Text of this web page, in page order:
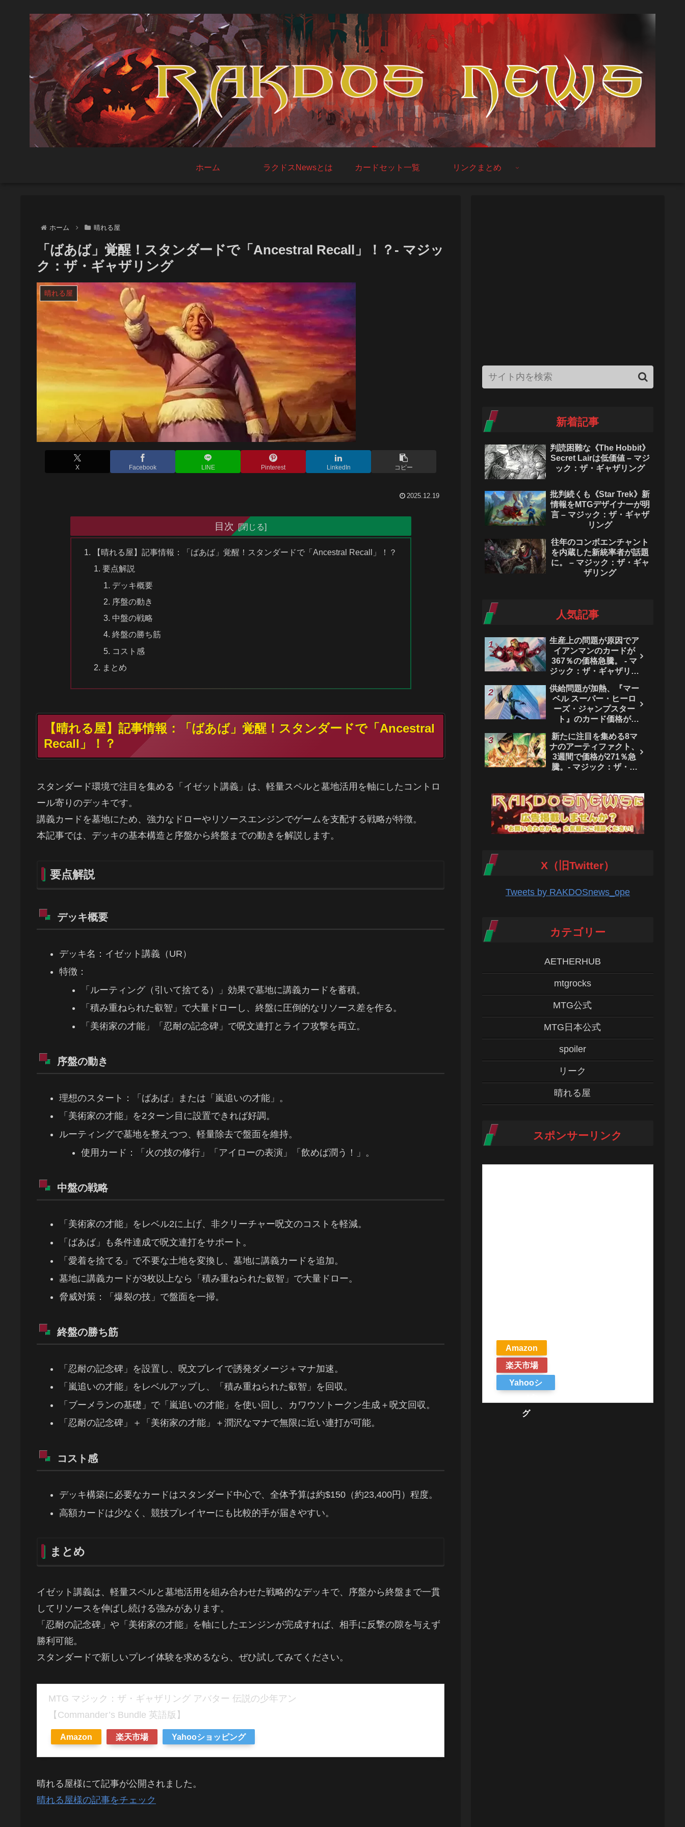
ホーム ラクドスNewsとは カードセット一覧 リンクまとめ
ホーム 晴れる屋
「ばあば」覚醒！スタンダードで「Ancestral Recall」！？- マジッ
ク：ザ・ギャザリング
晴れる屋
X Facebook LINE Pinterest LinkedIn コピー
2025.12.19
目次
【晴れる屋】記事情報：「ばあば」覚醒！スタンダードで「Ancestral Recall」！？
要点解説
デッキ概要
序盤の動き
中盤の戦略
終盤の勝ち筋
コスト感
まとめ
【晴れる屋】記事情報：「ばあば」覚醒！スタンダードで「Ancestral
Recall」！？
スタンダード環境で注目を集める「イゼット講義」は、軽量スペルと墓地活用を軸にしたコントロ
ール寄りのデッキです。
講義カードを墓地にため、強力なドローやリソースエンジンでゲームを支配する戦略が特徴。
本記事では、デッキの基本構造と序盤から終盤までの動きを解説します。
要点解説
デッキ概要
デッキ名：イゼット講義（UR）
特徴：
「ルーティング（引いて捨てる）」効果で墓地に講義カードを蓄積。
「積み重ねられた叡智」で大量ドローし、終盤に圧倒的なリソース差を作る。
「美術家の才能」「忍耐の記念碑」で呪文連打とライフ攻撃を両立。
序盤の動き
理想のスタート：「ばあば」または「嵐追いの才能」。
「美術家の才能」を2ターン目に設置できれば好調。
ルーティングで墓地を整えつつ、軽量除去で盤面を維持。
使用カード：「火の技の修行」「アイローの表演」「飲めば潤う！」。
中盤の戦略
「美術家の才能」をレベル2に上げ、非クリーチャー呪文のコストを軽減。
「ばあば」も条件達成で呪文連打をサポート。
「愛着を捨てる」で不要な土地を変換し、墓地に講義カードを追加。
墓地に講義カードが3枚以上なら「積み重ねられた叡智」で大量ドロー。
脅威対策：「爆裂の技」で盤面を一掃。
終盤の勝ち筋
「忍耐の記念碑」を設置し、呪文プレイで誘発ダメージ＋マナ加速。
「嵐追いの才能」をレベルアップし、「積み重ねられた叡智」を回収。
「ブーメランの基礎」で「嵐追いの才能」を使い回し、カワウソトークン生成＋呪文回収。
「忍耐の記念碑」＋「美術家の才能」＋潤沢なマナで無限に近い連打が可能。
コスト感
デッキ構築に必要なカードはスタンダード中心で、全体予算は約$150（約23,400円）程度。
高額カードは少なく、競技プレイヤーにも比較的手が届きやすい。
まとめ
イゼット講義は、軽量スペルと墓地活用を組み合わせた戦略的なデッキで、序盤から終盤まで一貫
してリソースを伸ばし続ける強みがあります。
「忍耐の記念碑」や「美術家の才能」を軸にしたエンジンが完成すれば、相手に反撃の隙を与えず
勝利可能。
スタンダードで新しいプレイ体験を求めるなら、ぜひ試してみてください。
MTG マジック：ザ・ギャザリング アバター 伝説の少年アン
【Commander’s Bundle 英語版】
Amazon 楽天市場 Yahooショッピング
晴れる屋様にて記事が公開されました。
晴れる屋様の記事をチェック
新着記事
判読困難な《The Hobbit》
Secret Lairは低価値 – マジ
ック：ザ・ギャザリング
批判続くも《Star Trek》新
情報をMTGデザイナーが明
言 – マジック：ザ・ギャザ
リング
往年のコンボエンチャント
を内蔵した新統率者が話題
に。 – マジック：ザ・ギャ
ザリング
人気記事
生産上の問題が原因でア
イアンマンのカードが
367％の価格急騰。 - マ
ジック：ザ・ギャザリン
供給問題が加熱、『マー
ベル スーパー・ヒーロ
ーズ・ジャンプスター
ト』のカード価格が
ク：ザ・ギャザリング
新たに注目を集める8マ
ナのアーティファクト、
3週間で価格が271％急
騰。- マジック：ザ・ギ
X（旧Twitter）
Tweets by RAKDOSnews_ope
カテゴリー
AETHERHUB
mtgrocks
MTG公式
MTG日本公式
spoiler
リーク
晴れる屋
スポンサーリンク
Amazon
楽天市場
Yahooシ
グ